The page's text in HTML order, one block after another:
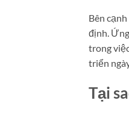
Bên
định.
trong
triển
Tại